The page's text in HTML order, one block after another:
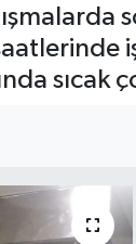
sıcak